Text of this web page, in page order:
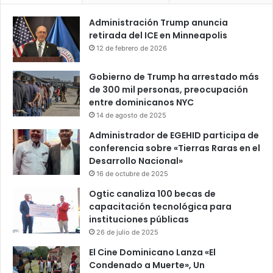
Administración Trump anuncia
retirada del ICE en Minneapolis
12 de febrero de 2026
Gobierno de Trump ha arrestado más
de 300 mil personas, preocupación
entre dominicanos NYC
14 de agosto de 2025
Administrador de EGEHID participa de
conferencia sobre «Tierras Raras en el
Desarrollo Nacional»
16 de octubre de 2025
Ogtic canaliza 100 becas de
capacitación tecnológica para
instituciones públicas
26 de julio de 2025
El Cine Dominicano Lanza «El
Condenado a Muerte», Un